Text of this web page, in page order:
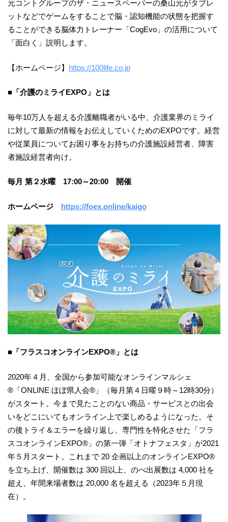
元コントグループのザ・ニュースペーパーの桑山元がタブレ
ットなどでゲームをすることで脳・認知機能の状態を把握す
ることができる脳体力トレーナー「CogEvo」の活用について
「面白く」説明します。
【ホームページ】 https://100life.co.jp
■「介護のミライEXPO」とは
毎年10万人を超える介護離職者がいる中、介護業界のミライ
に対して最新の情報をお伝えしていくためのEXPOです。経営
や従業員についてお困り事をお持ちの介護施設経営者、障害
者施設経営者向け。
毎月 第２水曜 17:00～20:00 開催
ホームページ https://foex.online/kaigo
■「フラスコオンラインEXPO®︎」とは
2020年４月、全国から参加可能なオンラインマルシェ
®︎「ONLINE ほぼ県人会®︎」（毎月第４日曜９時～12時30分）
がスタート。今まで見たことのない商品・サービスとの出会
いをどこにいてもオンライン上で楽しめるようになった。そ
の後トライ＆エラーを繰り返し、専門性を特化させた「フラ
スコオンラインEXPO®︎」の第一弾「オトナフェスタ」が2021
年５月スタート。これまで 20 企画以上のオンラインEXPO®︎
を立ち上げ、開催数は 300 回以上、のべ出展数は 4,000 社を
超え、年間来場者数は 20,000 名を超える（2023年５月現
在）。